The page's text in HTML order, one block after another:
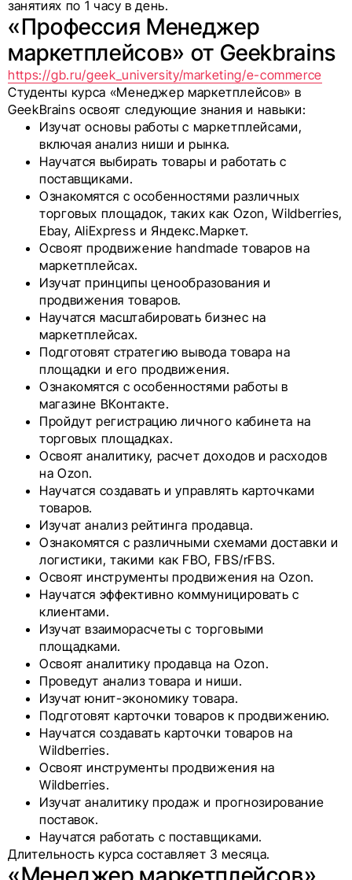
занятиях по 1 часу в день.
«Профессия Менеджер
маркетплейсов» от Geekbrains
https://gb.ru/geek_university/marketing/e-commerce
Студенты курса «Менеджер маркетплейсов» в
GeekBrains освоят следующие знания и навыки:
Изучат основы работы с маркетплейсами,
включая анализ ниши и рынка.
Научатся выбирать товары и работать с
поставщиками.
Ознакомятся с особенностями различных
торговых площадок, таких как Ozon, Wildberries,
Ebay, AliExpress и Яндекс.Маркет.
Освоят продвижение handmade товаров на
маркетплейсах.
Изучат принципы ценообразования и
продвижения товаров.
Научатся масштабировать бизнес на
маркетплейсах.
Подготовят стратегию вывода товара на
площадки и его продвижения.
Ознакомятся с особенностями работы в
магазине ВКонтакте.
Пройдут регистрацию личного кабинета на
торговых площадках.
Освоят аналитику, расчет доходов и расходов
на Ozon.
Научатся создавать и управлять карточками
товаров.
Изучат анализ рейтинга продавца.
Ознакомятся с различными схемами доставки и
логистики, такими как FBO, FBS/rFBS.
Освоят инструменты продвижения на Ozon.
Научатся эффективно коммуницировать с
клиентами.
Изучат взаиморасчеты с торговыми
площадками.
Освоят аналитику продавца на Ozon.
Проведут анализ товара и ниши.
Изучат юнит-экономику товара.
Подготовят карточки товаров к продвижению.
Научатся создавать карточки товаров на
Wildberries.
Освоят инструменты продвижения на
Wildberries.
Изучат аналитику продаж и прогнозирование
поставок.
Научатся работать с поставщиками.
Длительность курса составляет 3 месяца.